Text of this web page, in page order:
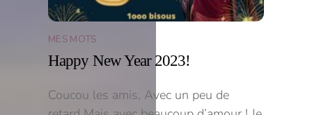
MES MOTS
Happy New Year 2023!
Coucou les amis, Avec un peu de